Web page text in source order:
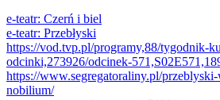
e-teatr: Czerń i biel
e-teatr: Przebłyski
https://vod.tvp.pl/programy,88/tygodnik-
odcinki,273926/odcinek-
https://www.segregatoraliny.pl/
nobilium/